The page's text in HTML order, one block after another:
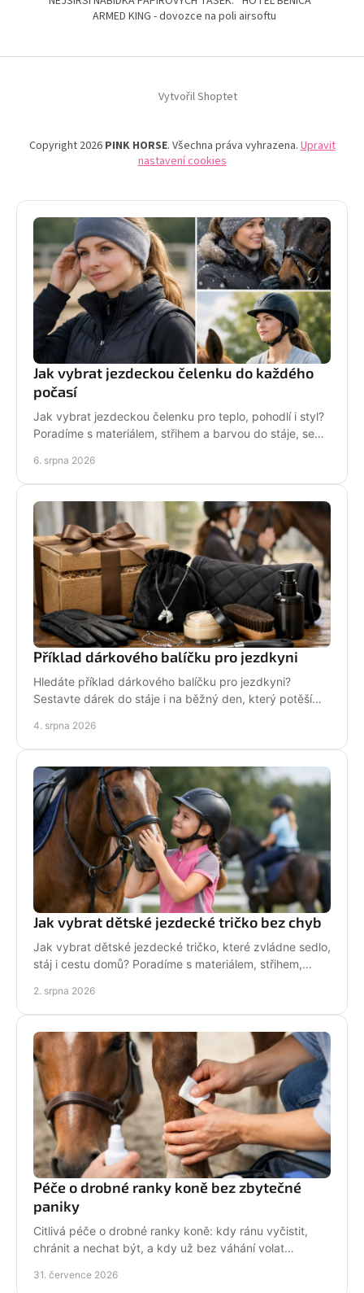
ARMED KING - dovozce na poli airsoftu
Vytvořil Shoptet
Copyright 2026 PINK HORSE. Všechna práva vyhrazena.Upravit
nastavení cookies
Jak vybrat jezdeckou čelenku do každého
počasí
Jak vybrat jezdeckou čelenku pro teplo, pohodlí i styl?
Poradíme s materiálem, střihem a barvou do stáje, sedla
6. srpna 2026
Příklad dárkového balíčku pro jezdkyni
Hledáte příklad dárkového balíčku pro jezdkyni?
Sestavte dárek do stáje i na běžný den, který potěší
4. srpna 2026
Jak vybrat dětské jezdecké tričko bez chyb
Jak vybrat dětské jezdecké tričko, které zvládne sedlo,
stáj i cestu domů? Poradíme s materiálem, střihem,
2. srpna 2026
Péče o drobné ranky koně bez zbytečné
paniky
Citlivá péče o drobné ranky koně: kdy ránu vyčistit,
chránit a nechat být, a kdy už bez váhání volat
31. července 2026